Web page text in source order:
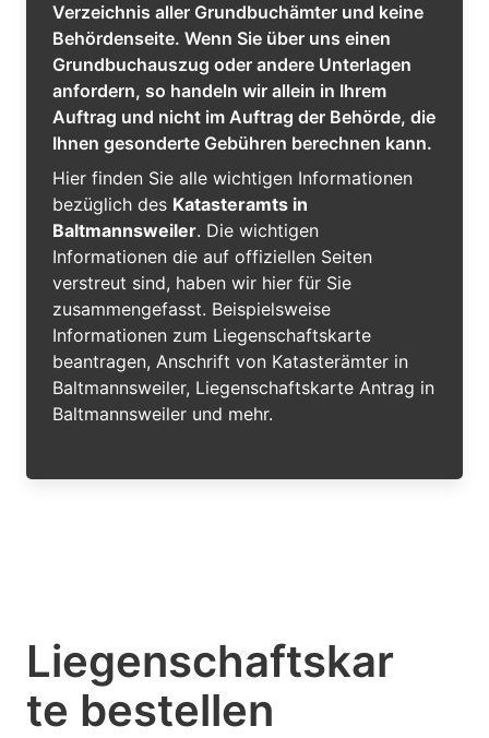
Verzeichnis aller Grundbuchämter und keine
Behördenseite. Wenn Sie über uns einen
Grundbuchauszug oder andere Unterlagen
anfordern, so handeln wir allein in Ihrem
Auftrag und nicht im Auftrag der Behörde, die
Ihnen gesonderte Gebühren berechnen kann.
Hier finden Sie alle wichtigen Informationen
bezüglich des Katasteramts in
Baltmannsweiler. Die wichtigen
Informationen die auf offiziellen Seiten
verstreut sind, haben wir hier für Sie
zusammengefasst. Beispielsweise
Informationen zum Liegenschaftskarte
beantragen, Anschrift von Katasterämter in
Baltmannsweiler, Liegenschaftskarte Antrag in
Baltmannsweiler und mehr.
Liegenschaftskar
te bestellen